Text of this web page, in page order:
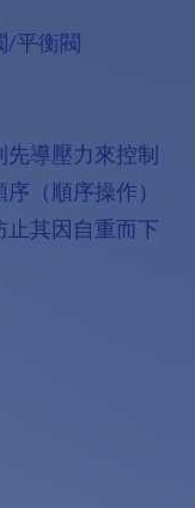
/平衡閥
導壓力來控制
（順序操作）
止其因自重而下